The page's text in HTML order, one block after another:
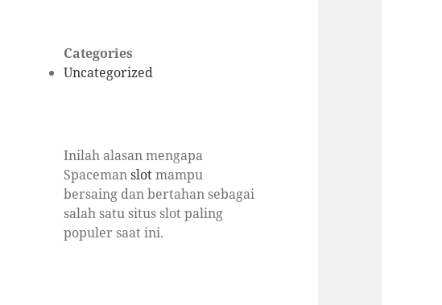
Categories
Uncategorized
Inilah alasan mengapa
Spacemanslotmampu
bersaing dan bertahan sebagai
salah satu situs slot paling
populer saat ini.